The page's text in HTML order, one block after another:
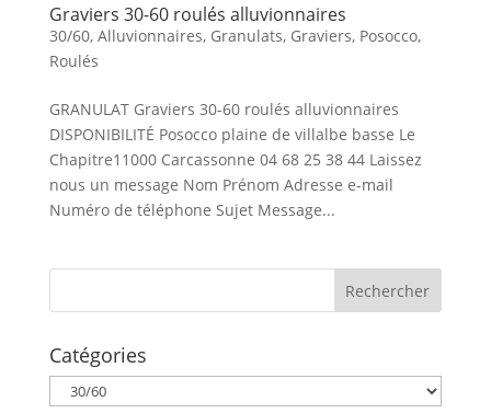
Graviers 30-60 roulés alluvionnaires
30/60, Alluvionnaires, Granulats, Graviers, Posocco,
Roulés
GRANULAT Graviers 30-60 roulés alluvionnaires
DISPONIBILITÉ Posocco plaine de villalbe basse Le
Chapitre11000 Carcassonne 04 68 25 38 44 Laissez
nous un message Nom Prénom Adresse e-mail
Numéro de téléphone Sujet Message...
Catégories
Catégories